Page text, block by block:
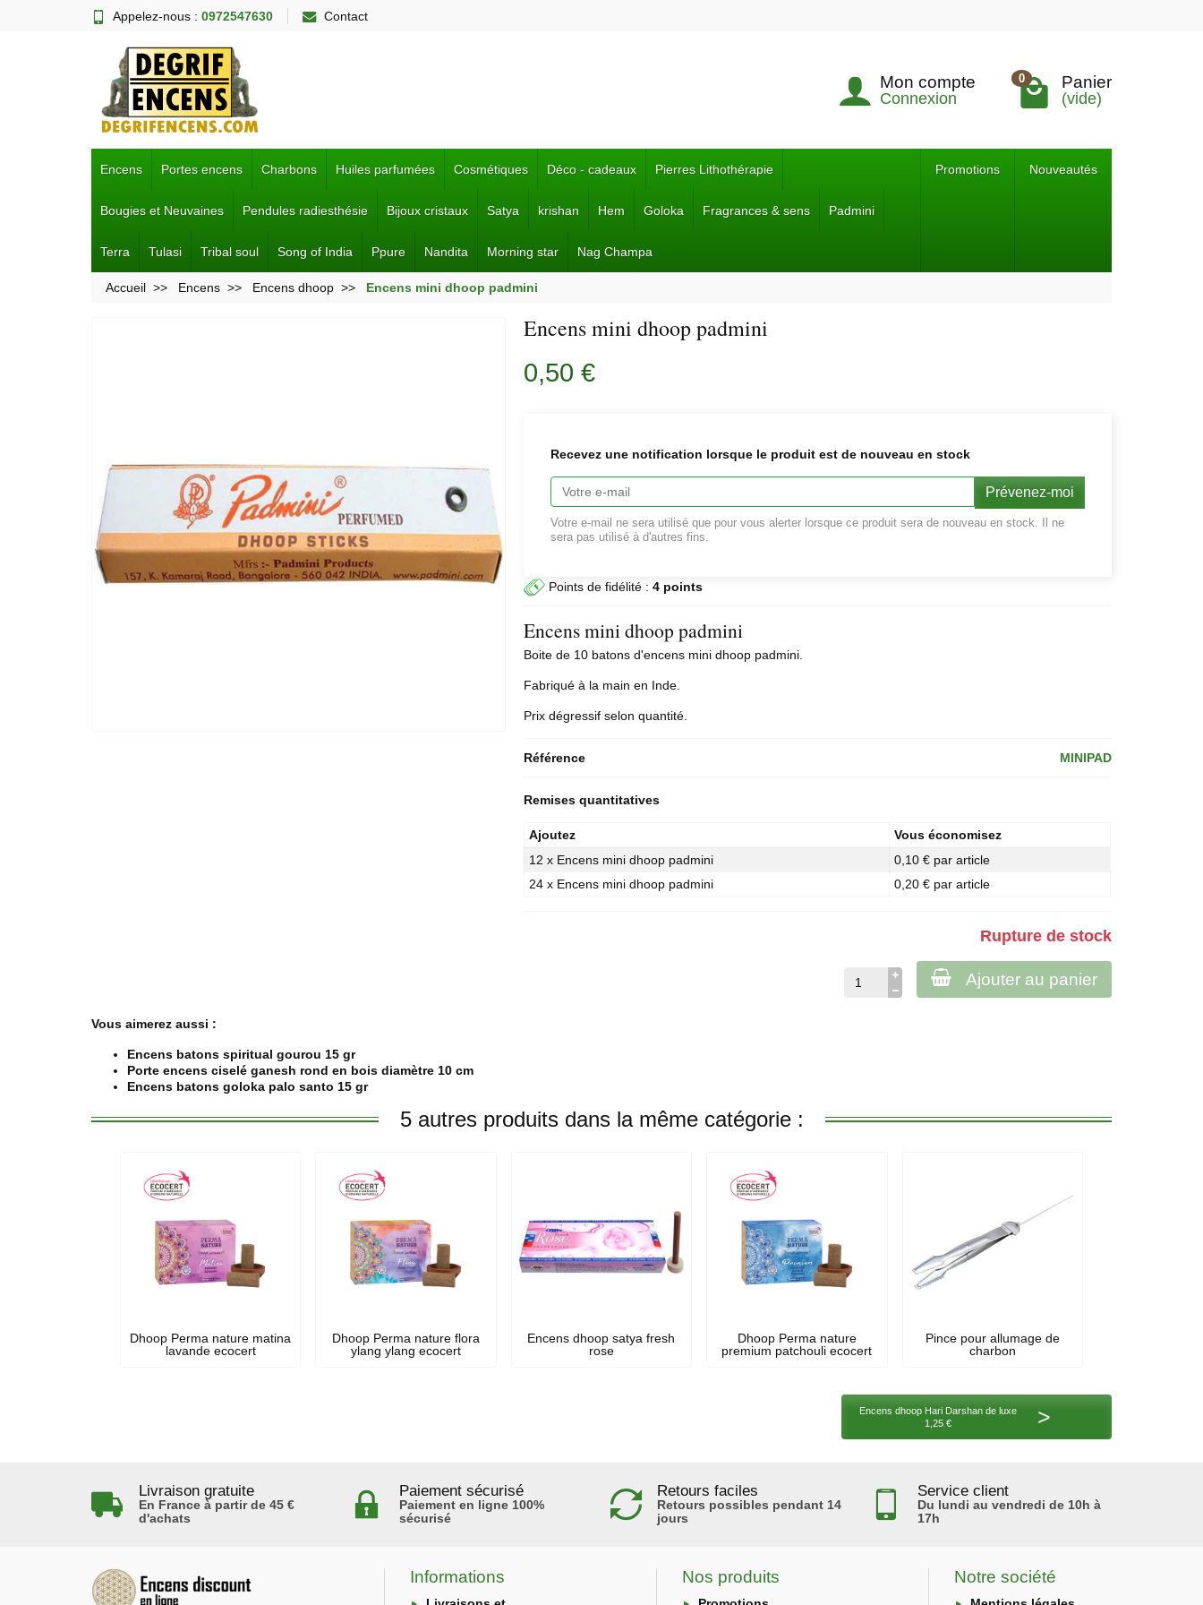
Appelez-nous : 0972547630 Contact
Mon compte
Connexion
0 Panier
(vide)
Encens Portes encens Charbons Huiles parfumées Cosmétiques Déco - cadeaux Pierres Lithothérapie
Bougies et Neuvaines Pendules radiesthésie Bijoux cristaux Satya krishan Hem Goloka Fragrances & sens Padmini
Terra Tulasi Tribal soul Song of India Ppure Nandita Morning star Nag Champa
Promotions Nouveautés
Accueil Encens Encens dhoop Encens mini dhoop padmini
Encens mini dhoop padmini
0,50 €
Recevez une notification lorsque le produit est de nouveau en stock
Prévenez-moi
Votre e-mail ne sera utilisé que pour vous alerter lorsque ce produit sera de nouveau en stock. Il ne
sera pas utilisé à d'autres fins.
Points de fidélité :4 points
Encens mini dhoop padmini
Boite de 10 batons d'encens minidhoop padmini.
Fabriqué à la main en Inde.
Prix dégressif selon quantité.
Référence MINIPAD
Remises quantitatives
Ajoutez
Vous économisez
12 x Encens mini dhoop padmini
0,10 € par article
24 x Encens mini dhoop padmini
0,20 € par article
Rupture de stock
Ajouter au panier
Vous aimerez aussi :
Encens batons spiritual gourou 15 gr
Porte encens ciselé ganesh rond en bois diamètre 10 cm
Encens batons goloka palo santo 15 gr
5 autres produits dans la même catégorie :
Dhoop Perma nature matina
lavande ecocert
Dhoop Perma nature flora
ylang ylang ecocert
Encens dhoop satya fresh
rose
Dhoop Perma nature
premium patchouli ecocert
Pince pour allumage de
charbon
Encens dhoop Hari Darshan de luxe
1,25 €
>
Livraison gratuite
En France à partir de 45 €
d'achats
Paiement sécurisé
Paiement en ligne 100%
sécurisé
Retours faciles
Retours possibles pendant 14
jours
Service client
Du lundi au vendredi de 10h à
17h
Informations Nos produits Notre société